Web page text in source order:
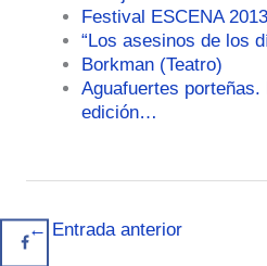
Festival ESCENA
“Los asesinos de los
Borkman (Teatro)
Aguafuertes porteñas.
edición…
← Entrada anterior